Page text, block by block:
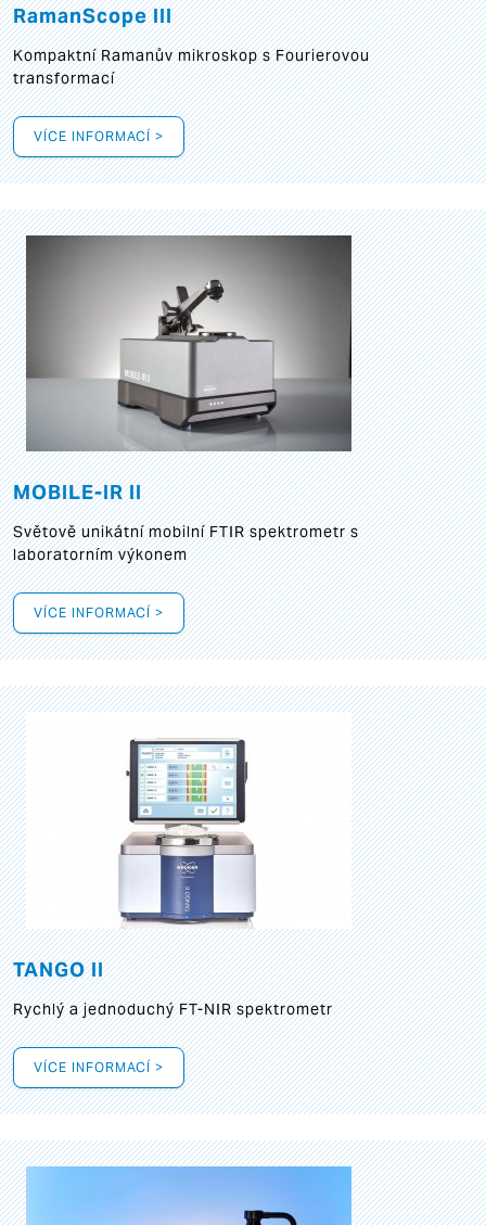
RamanScope III
Kompaktní Ramanův mikroskop s Fourierovou
transformací
VÍCE INFORMACÍ >
MOBILE-IR II
Světově unikátní mobilní FTIR spektrometr s
laboratorním výkonem
VÍCE INFORMACÍ >
TANGO II
Rychlý a jednoduchý FT-NIR spektrometr
VÍCE INFORMACÍ >